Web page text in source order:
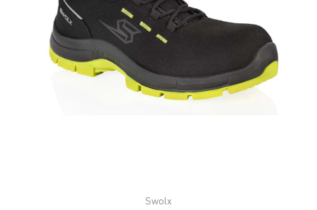
Swolx